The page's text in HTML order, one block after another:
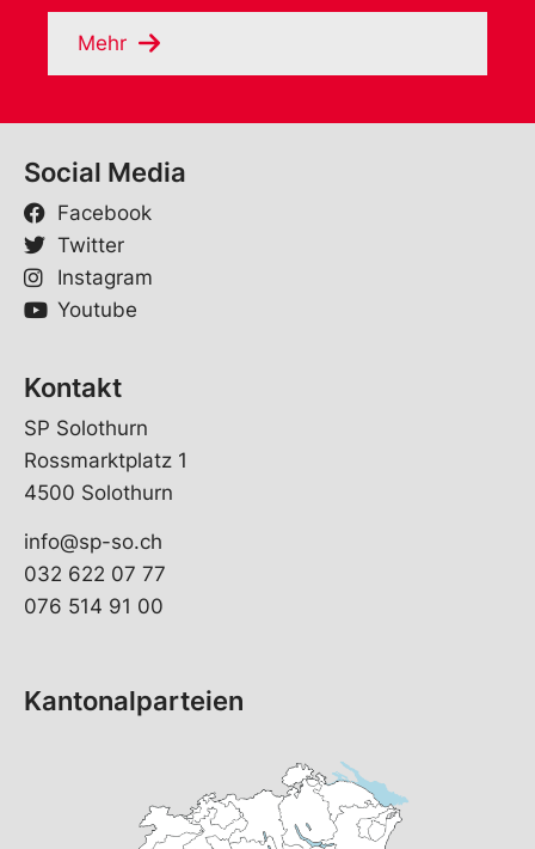
Mehr
Social Media
Facebook
Twitter
Instagram
Youtube
Kontakt
SP Solothurn
Rossmarktplatz 1
4500 Solothurn
info@sp-so.ch
032 622 07 77
076 514 91 00
Kantonalparteien